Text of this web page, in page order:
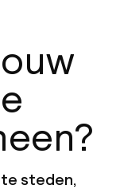
steden,